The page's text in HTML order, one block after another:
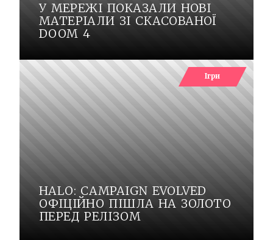
У МЕРЕЖІ ПОКАЗАЛИ НОВІ
МАТЕРІАЛИ ЗІ СКАСОВАНОЇ
DOOM 4
Ігри
HALO: CAMPAIGN EVOLVED
ОФІЦІЙНО ПІШЛА НА ЗОЛОТО
ПЕРЕД РЕЛІЗОМ